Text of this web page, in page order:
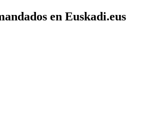
en Euskadi.eus